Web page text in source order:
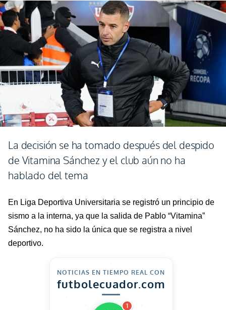
La decisión se ha tomado después del despido
de Vitamina Sánchez y el club aún no ha
hablado del tema
En Liga Deportiva Universitaria se registró un principio de
sismo a la interna, ya que la salida de Pablo “Vitamina”
Sánchez, no ha sido la única que se registra a nivel
deportivo.
NOTICIAS EN TIEMPO REAL CON
futbolecuador.com
1